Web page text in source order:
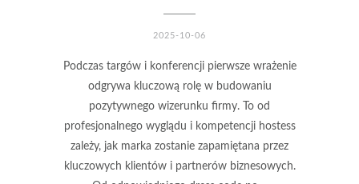
2025-10-06
Podczas targów i konferencji pierwsze wrażenie
odgrywa kluczową rolę w budowaniu
pozytywnego wizerunku firmy. To od
profesjonalnego wyglądu i kompetencji hostess
zależy, jak marka zostanie zapamiętana przez
kluczowych klientów i partnerów biznesowych.